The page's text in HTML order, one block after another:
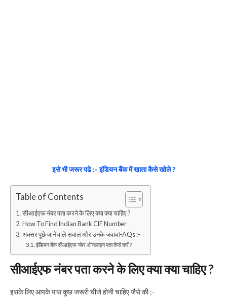
इसे भी जरूर पढे :- इंडियन बैंक में खाता कैसे खोले ?
Table of Contents
सीआईएफ नंबर पता करने के लिए क्या क्या चाहिए ?
How To Find Indian Bank CIF Number
अक्सर पूछे जाने वाले सवाल और उनके जवाब FAQs :-
इंडियन बैंक सीआईएफ नंबर ऑनलाइन पता कैसे करें ?
सीआईएफ नंबर पता करने के लिए क्या क्या चाहिए ?
इसके लिए आपके पास कुछ जरूरी चीजे होनी चाहिए जैसे की :-